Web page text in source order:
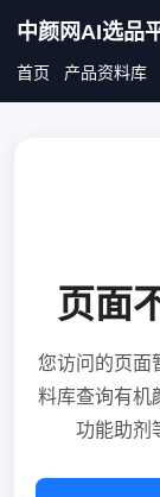
中颜网AI选品
首页 产品资料库
页面
您访问的页面
料库查询有机
功能助剂